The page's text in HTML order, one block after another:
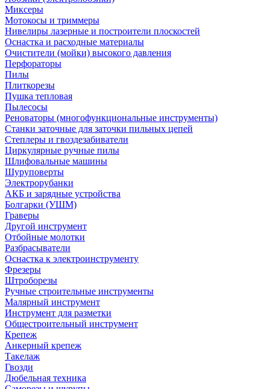
Миксеры
Мотокосы и триммеры
Нивелиры лазерные и построители плоскостей
Оснастка и расходные материалы
Очистители (мойки) высокого давления
Перфораторы
Пилы
Плиткорезы
Пушка тепловая
Пылесосы
Реноваторы (многофункциональные инструменты)
Станки заточные для заточки пильных цепей
Степлеры и гвоздезабиватели
Циркулярные ручные пилы
Шлифовальные машины
Шуруповерты
Электрорубанки
АКБ и зарядные устройства
Болгарки (УШМ)
Граверы
Другой инструмент
Отбойные молотки
Разбрасыватели
Оснастка к электроинструменту
Фрезеры
Штроборезы
Ручные строительные инструменты
Малярный инструмент
Инструмент для разметки
Общестроительный инструмент
Крепеж
Анкерный крепеж
Такелаж
Гвозди
Дюбельная техника